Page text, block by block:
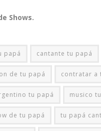
Shows.
papá cantante tu papá
de tu papá contratar a
tu papá musico
de tu papá tu papá